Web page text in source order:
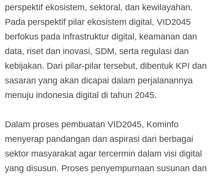
perspektif ekosistem, sektoral, dan kewilayahan.
Pada perspektif pilar ekosistem digital, VID2045
berfokus pada infrastruktur digital, keamanan dan
data, riset dan inovasi, SDM, serta regulasi dan
kebijakan. Dari pilar-pilar tersebut, dibentuk KPI dan
sasaran yang akan dicapai dalam perjalanannya
menuju indonesia digital di tahun 2045.
Dalam proses pembuatan VID2045, Kominfo
menyerap pandangan dan aspirasi dari berbagai
sektor masyarakat agar tercermin dalam visi digital
yang disusun. Proses penyempurnaan susunan dan